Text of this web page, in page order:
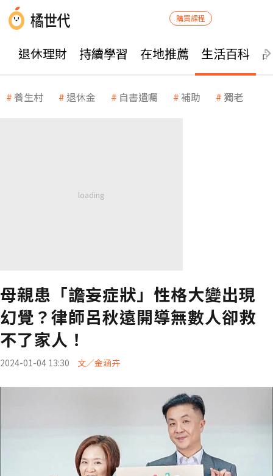
購買課程
退休理財 持續學習 在地推薦 生活百科
養生村 退休金 自書遺囑 補助 獨老
母親患「譫妄症狀」性格大變出現
幻覺？律師呂秋遠開導無數人卻救
不了家人！
2024-01-04 13:30 文／金涵卉